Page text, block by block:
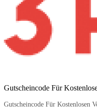
Gutscheincode Für
Gutscheincode Für Kostenlosen